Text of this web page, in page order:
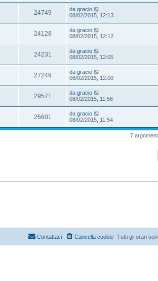
24749 da gracio
08/02/2015, 12:13
24128 da gracio
08/02/2015, 12:12
24231 da gracio
08/02/2015, 12:05
27249 da gracio
08/02/2015, 12:00
29571 da gracio
08/02/2015, 11:56
26601 da gracio
08/02/2015, 11:54
7
Tutti gli orari
Cancella cookie
Contattaci